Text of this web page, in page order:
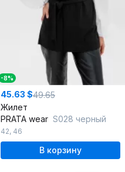
-8%
45.63 $49.65
Жилет
PRATA wear S028 черный
42, 46
В корзину